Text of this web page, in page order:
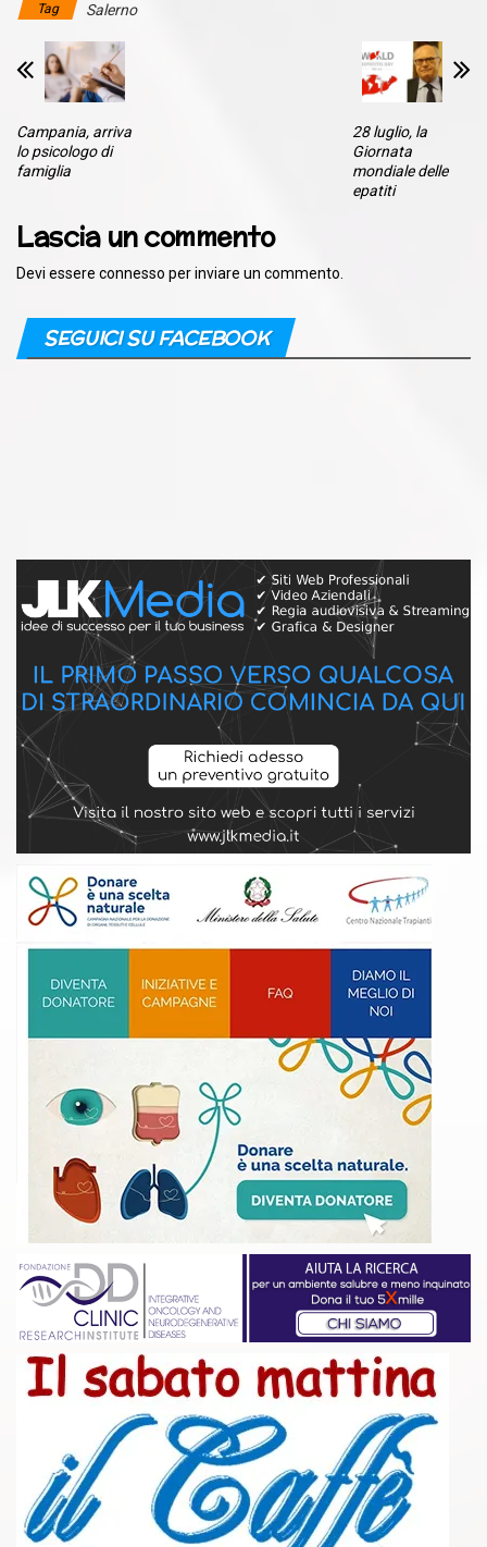
Tag Salerno
Campania, arriva
lo psicologo di
famiglia
28 luglio, la
Giornata
mondiale delle
epatiti
Lascia un commento
Devi essere connesso per inviare un commento.
SEGUICI SU FACEBOOK